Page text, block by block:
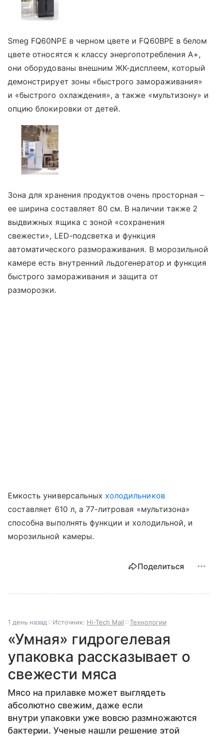
Smeg FQ60NPE в черном цвете и FQ60BPE в белом
цвете относятся к классу энергопотребления А+,
они оборудованы внешним ЖК-дисплеем, который
демонстрирует зоны «быстрого замораживания»
и «быстрого охлаждения», а также «мультизону» и
опцию блокировки от детей.
Зона для хранения продуктов очень просторная –
ее ширина составляет 80 см. В наличии также 2
выдвижных ящика с зоной «сохранения
свежести», LED-подсветка и функция
автоматического размораживания. В морозильной
камере есть внутренний льдогенератор и функция
быстрого замораживания и защита от
разморозки.
Емкость универсальных холодильников
составляет 610 л, а 77-литровая «мультизона»
способна выполнять функции и холодильной, и
морозильной камеры.
Поделиться
1 день назад Источник: Hi-Tech Mail Технологии
«Умная» гидрогелевая
упаковка рассказывает о
свежести мяса
Мясо на прилавке может выглядеть
абсолютно свежим, даже если
внутри упаковки уже вовсю размножаются
бактерии. Ученые нашли решение этой